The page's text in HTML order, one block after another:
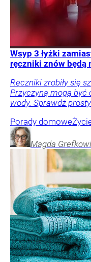
Wsyp 3 łyżki
ręczniki znów będą
Ręczniki zrobiły się
Przyczyną mogą być
wody. Sprawdź
Porady domowe
Magda